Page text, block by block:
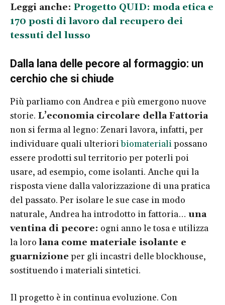
Leggi anche: Progetto QUID: moda etica e
170 posti di lavoro dal recupero dei
tessuti del lusso
Dalla lana delle pecore al formaggio: un
cerchio che si chiude
Più parliamo con Andrea e più emergono nuove
storie. L’economia circolare della Fattoria
non si ferma al legno: Zenari lavora, infatti, per
individuare quali ulterioribiomaterialipossano
essere prodotti sul territorio per poterli poi
usare, ad esempio, come isolanti. Anche qui la
risposta viene dalla valorizzazione di una pratica
del passato. Per isolare le sue case in modo
naturale, Andrea ha introdotto in fattoria… una
ventina di pecore: ogni anno le tosa e utilizza
la loro lana come materiale isolante e
guarnizione per gli incastri delle blockhouse,
sostituendo i materiali sintetici.
Il progetto è in continua evoluzione. Con